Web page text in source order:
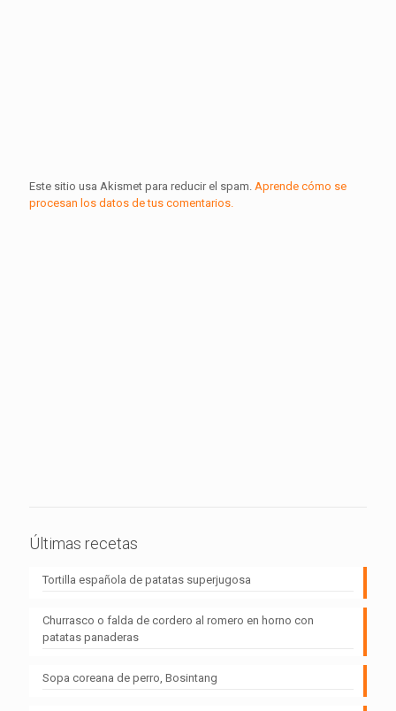
Este sitio usa Akismet para reducir el spam. Aprende cómo se
procesan los datos de tus comentarios.
Últimas recetas
Tortilla española de patatas superjugosa
Churrasco o falda de cordero al romero en horno con
patatas panaderas
Sopa coreana de perro, Bosintang